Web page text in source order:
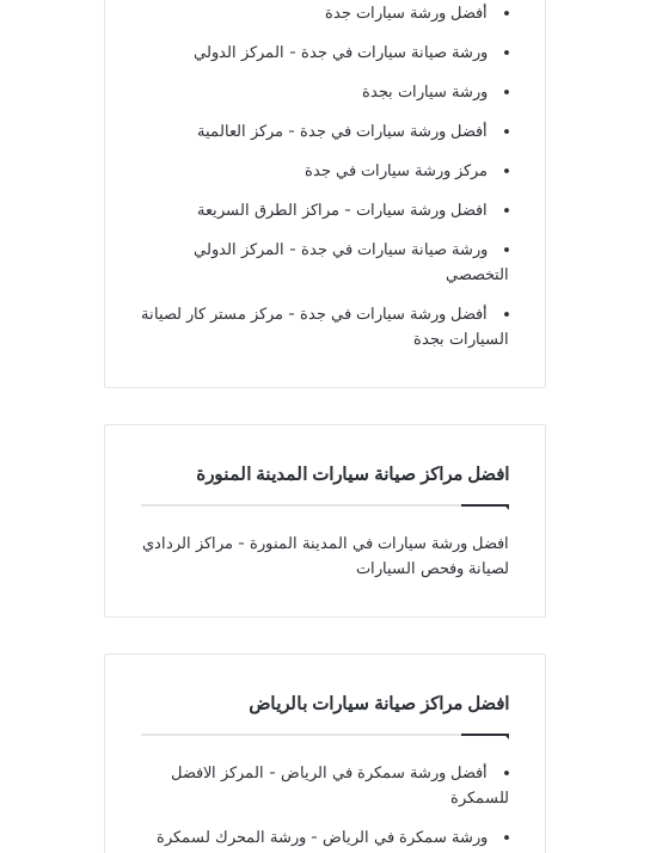
أفضل ورشة سيارات جدة
ورشة صيانة سيارات في جدة - المركز الدولي
ورشة سيارات بجدة
أفضل ورشة سيارات في جدة - مركز العالمية
مركز ورشة سيارات في جدة
افضل ورشة سيارات - مراكز الطرق السريعة
ورشة صيانة سيارات في جدة - المركز الدولي
التخصصي
أفضل ورشة سيارات في جدة - مركز مستر كار لصيانة
السيارات بجدة
افضل مراكز صيانة سيارات المدينة المنورة
افضل ورشة سيارات في المدينة المنورة - مراكز الردادي
لصيانة وفحص السيارات
افضل مراكز صيانة سيارات بالرياض
أفضل ورشة سمكرة في الرياض - المركز الافضل
للسمكرة
ورشة سمكرة في الرياض - ورشة المحرك لسمكرة